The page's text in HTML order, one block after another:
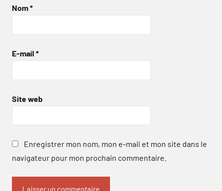
Nom*
E-mail *
Site web
Enregistrer mon nom, mon e-mail et mon site dans le
navigateur pour mon prochain commentaire.